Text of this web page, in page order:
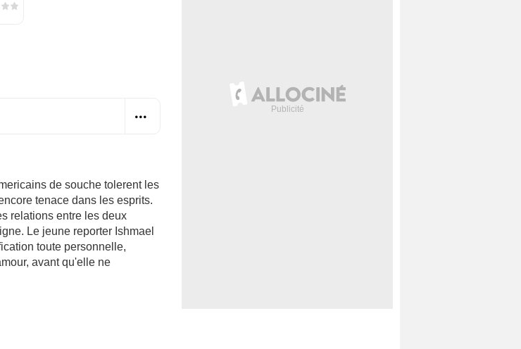
de souche tolerent les
tenace dans les esprits.
relations entre les deux
Le jeune reporter Ishmael
toute personnelle,
avant qu'elle ne